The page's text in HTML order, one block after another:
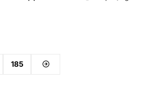
185